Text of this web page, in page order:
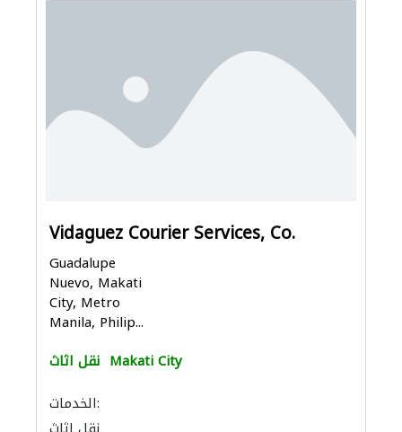
Vidaguez Courier Services, Co.
Guadalupe
Nuevo, Makati
City, Metro
Manila, Philip...
نقل اثاث Makati City
الخدمات: